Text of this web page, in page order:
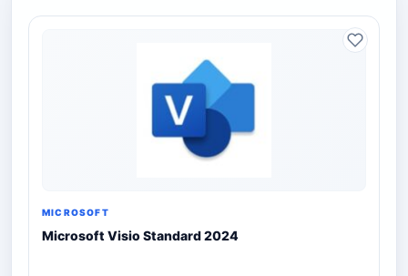
MICROSOFT
Microsoft Visio Standard 2024